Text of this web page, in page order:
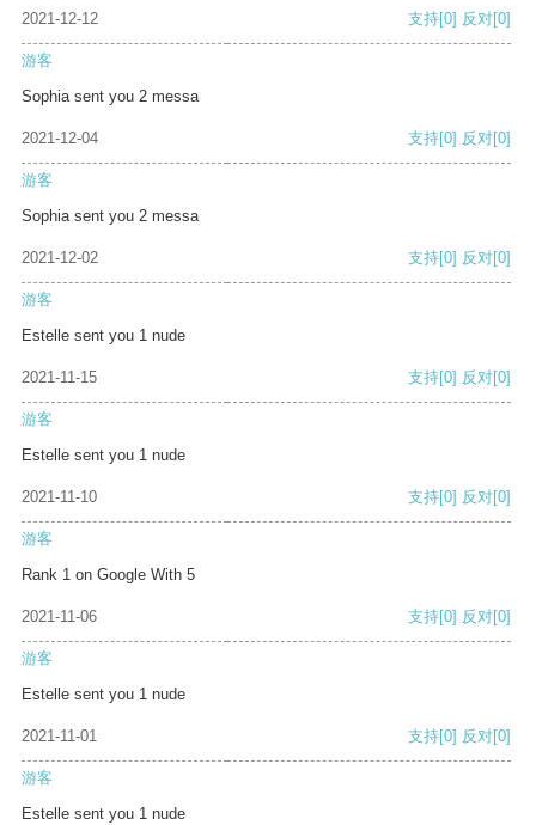
2021-12-12 支持[0] 反对[0]
游客
Sophia sent you 2 messa
2021-12-04 支持[0] 反对[0]
游客
Sophia sent you 2 messa
2021-12-02 支持[0] 反对[0]
游客
Estelle sent you 1 nude
2021-11-15 支持[0] 反对[0]
游客
Estelle sent you 1 nude
2021-11-10 支持[0] 反对[0]
游客
Rank 1 on Google With 5
2021-11-06 支持[0] 反对[0]
游客
Estelle sent you 1 nude
2021-11-01 支持[0] 反对[0]
游客
Estelle sent you 1 nude